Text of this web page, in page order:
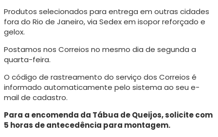
Produtos selecionados para entrega em outras cidades
fora do Rio de Janeiro, via Sedex em isopor reforçado e
gelox.
Postamos nos Correios no mesmo dia de segunda a
quarta-feira.
O código de rastreamento do serviço dos Correios é
informado automaticamente pelo sistema ao seu e-
mail de cadastro.
Para a encomenda da Tábua de Queijos, solicite com
5 horas de antecedência para montagem.